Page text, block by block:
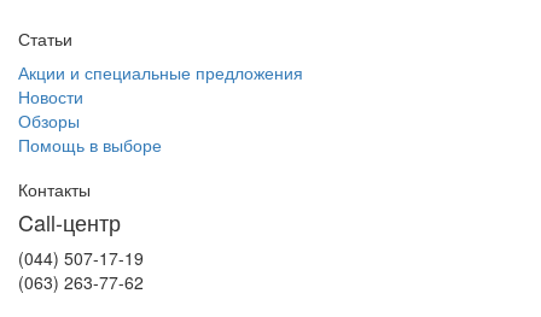
Статьи
Акции и специальные предложения
Новости
Обзоры
Помощь в выборе
Контакты
Call-центр
(044) 507-17-19
(063) 263-77-62